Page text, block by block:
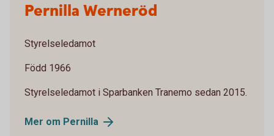
Pernilla Werneröd
Styrelseledamot
Född 1966
Styrelseledamot i Sparbanken Tranemo sedan 2015.
Mer om Pernilla